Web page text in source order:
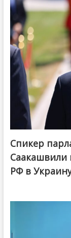
Спикер
Саакашвили
РФ в